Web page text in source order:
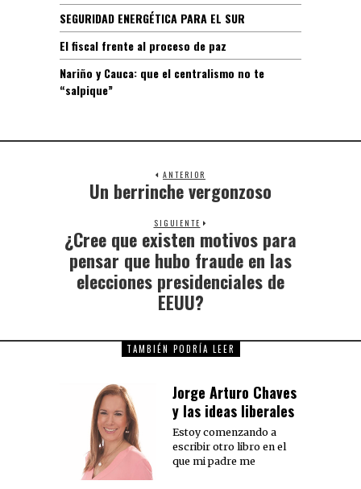
SEGURIDAD ENERGÉTICA PARA EL SUR
El fiscal frente al proceso de paz
Nariño y Cauca: que el centralismo no te
“salpique”
ANTERIOR
Un berrinche vergonzoso
SIGUIENTE
¿Cree que existen motivos para
pensar que hubo fraude en las
elecciones presidenciales de
EEUU?
TAMBIÉN PODRÍA LEER
Jorge Arturo Chaves
y las ideas liberales
Estoy comenzando a
escribir otro libro en el
que mi padre me